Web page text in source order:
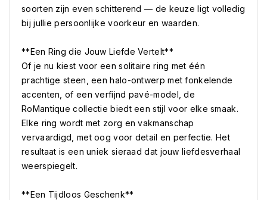
soorten zijn even schitterend — de keuze ligt volledig
bij jullie persoonlijke voorkeur en waarden.
**Een Ring die Jouw Liefde Vertelt**
Of je nu kiest voor een solitaire ring met één
prachtige steen, een halo-ontwerp met fonkelende
accenten, of een verfijnd pavé-model, de
RoMantique collectie biedt een stijl voor elke smaak.
Elke ring wordt met zorg en vakmanschap
vervaardigd, met oog voor detail en perfectie. Het
resultaat is een uniek sieraad dat jouw liefdesverhaal
weerspiegelt.
**Een Tijdloos Geschenk**